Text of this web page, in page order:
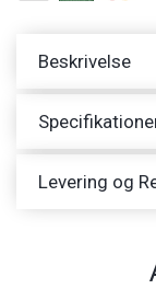
Beskrivelse
Levering og